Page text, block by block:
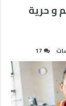
و حرية
17